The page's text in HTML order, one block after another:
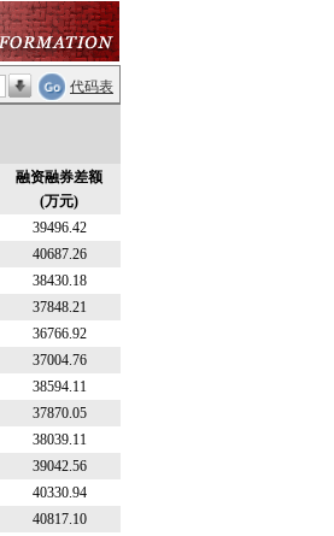
代码表
融资融券差额
(万元)
39496.42
40687.26
38430.18
37848.21
36766.92
37004.76
38594.11
37870.05
38039.11
39042.56
40330.94
40817.10